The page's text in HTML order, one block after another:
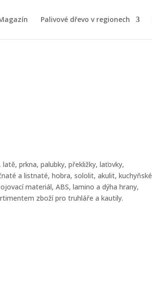
Palivové dřevo v regionech
prkna, palubky, překližky, laťovky,
a listnaté, hobra, sololit, akulit, kuchyňské
materiál, ABS, lamino a dýha hrany,
zboží pro truhláře a kautily.